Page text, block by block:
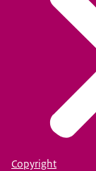
Copyright